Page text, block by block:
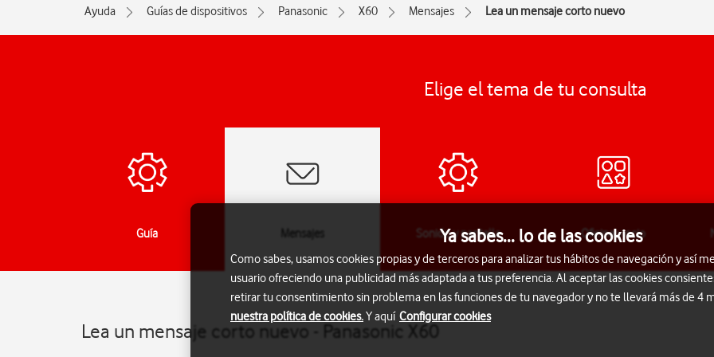
Ayuda Guías de dispositivos Panasonic X60 Mensajes Lea un mensaje corto nuevo
Elige el tema de tu consulta
Guía Mensajes Sonido y pantalla Oficina y ocio
Lea un mensaje corto nuevo - Panasonic X60
Ya sabes... lo de las cookies
Como sabes, usamos cookies propias y de terceros para analizar tus hábitos de navegación y así
usuario ofreciendo una publicidad más adaptada a tus preferencia. Al aceptar las cookies
retirar tu consentimiento sin problema en las funciones de tu navegador y no te llevará más de 4
nuestra política de cookies.Y aquí Configurar cookies